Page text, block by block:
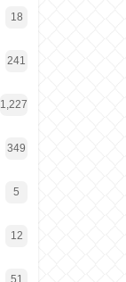
18
241
1,227
349
5
12
51